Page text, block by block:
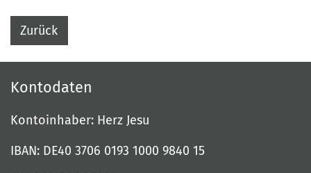
Zurück
Kontodaten
Kontoinhaber: Herz Jesu
IBAN: DE40 3706 0193 1000 9840 15